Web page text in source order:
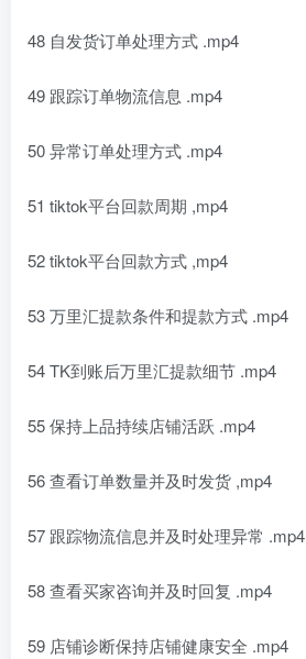
48 自发货订单处理方式 .mp4
49 跟踪订单物流信息 .mp4
50 异常订单处理方式 .mp4
51 tiktok平台回款周期 ,mp4
52 tiktok平台回款方式 ,mp4
53 万里汇提款条件和提款方式 .mp4
54 TK到账后万里汇提款细节 .mp4
55 保持上品持续店铺活跃 .mp4
56 查看订单数量并及时发货 ,mp4
57 跟踪物流信息并及时处理异常 .mp4
58 查看买家咨询并及时回复 .mp4
59 店铺诊断保持店铺健康安全 .mp4